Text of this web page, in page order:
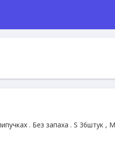
. Без запаха . S 36штук ,